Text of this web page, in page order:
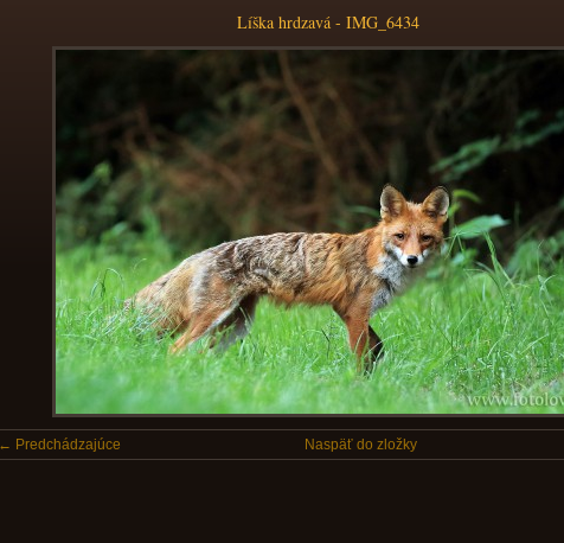
Líška hrdzavá - IMG_6434
← Predchádzajúce Naspäť do zložky